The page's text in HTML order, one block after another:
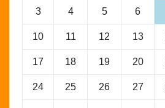
3 4 5 6
10 11 12 13
17 18 19 20
24 25 26 27